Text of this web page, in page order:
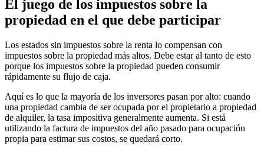
El juego de los impuestos sobre la
propiedad en el que debe participar
Los estados sin impuestos sobre la renta lo compensan con
impuestos sobre la propiedad más altos. Debe estar al tanto de esto
porque los impuestos sobre la propiedad pueden consumir
rápidamente su flujo de caja.
Aquí es lo que la mayoría de los inversores pasan por alto: cuando
una propiedad cambia de ser ocupada por el propietario a propiedad
de alquiler, la tasa impositiva generalmente aumenta. Si está
utilizando la factura de impuestos del año pasado para ocupación
propia para estimar sus costos, se quedará corto.